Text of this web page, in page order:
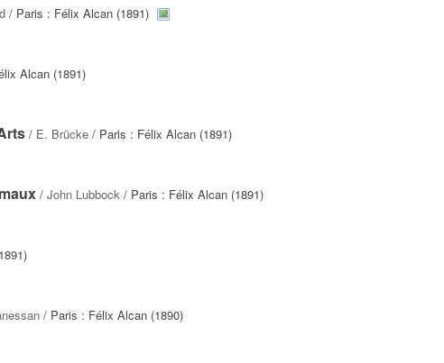
/ Paris : Félix Alcan (1891)
Alcan (1891)
/ E. Brücke / Paris : Félix Alcan (1891)
/ John Lubbock / Paris : Félix Alcan (1891)
/ Paris : Félix Alcan (1890)